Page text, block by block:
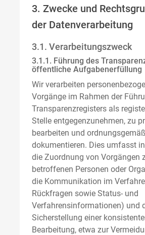
3. Zwecke und
der Datenverarbeitung
3.1. Verarbeitungszweck
3.1.1. Führung des
öffentliche Aufgabenerfüllung
Wir verarbeiten
Vorgänge im Rahmen der
Transparenzregisters als
Stelle entgegenzunehmen, zu
bearbeiten und
dokumentieren. Dies umfasst
die Zuordnung von Vorgängen
betroffenen Personen oder
die Kommunikation im
Rückfragen sowie Status- und
Verfahrensinformationen) und
Sicherstellung einer
Bearbeitung, etwa zur